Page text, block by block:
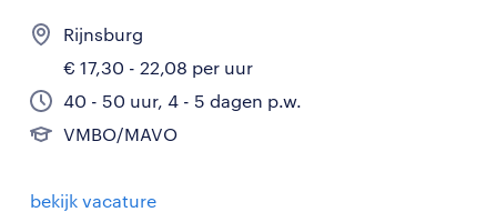
Rijnsburg
€ 17,30 - 22,08 per uur
40 - 50 uur, 4 - 5 dagen p.w.
VMBO/MAVO
bekijk vacature